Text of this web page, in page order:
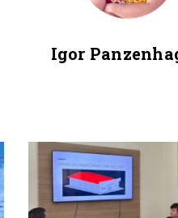
Igor